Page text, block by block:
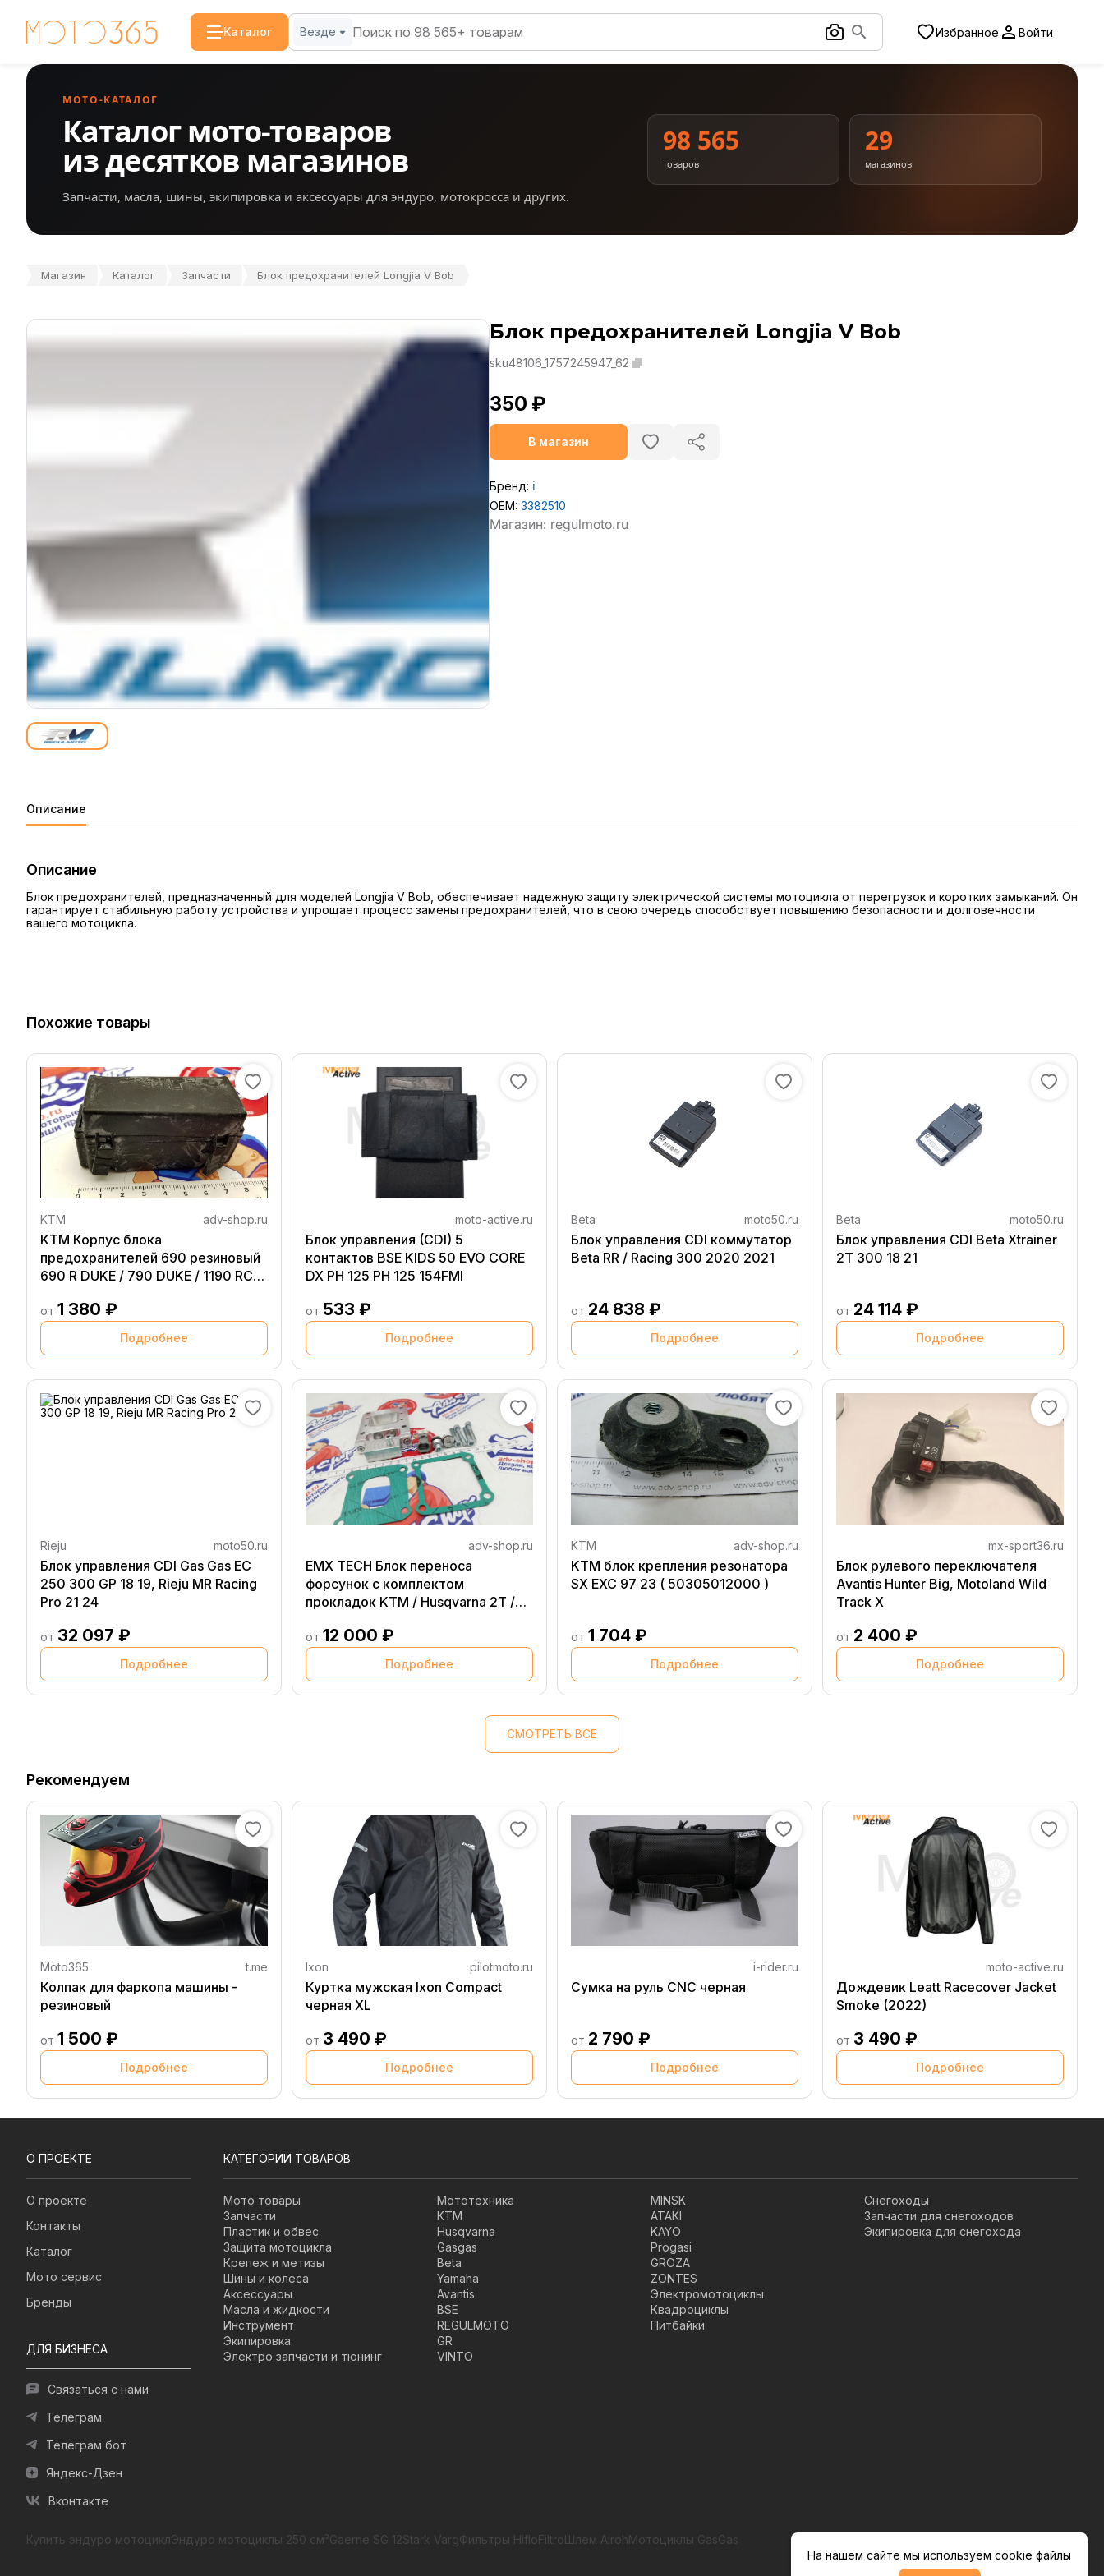
Каталог Везде Избранное Войти
МОТО-КАТАЛОГ
Каталог мото-товаров
из десятков магазинов
Запчасти, масла, шины, экипировка и аксессуары для эндуро, мотокросса и других.
98 565
товаров
29
магазинов
Магазин Каталог Запчасти Блок предохранителей Longjia V Bob
Блок предохранителей Longjia V Bob
sku48106_1757245947_62
350 ₽
В магазин
Бренд: ℹ️
OEM: 3382510
Описание
Описание
Блок предохранителей, предназначенный для моделей Longjia V Bob, обеспечивает надежную защиту электрической системы мотоцикла от перегрузок и коротких замыканий. Он
гарантирует стабильную работу устройства и упрощает процесс замены предохранителей, что в свою очередь способствует повышению безопасности и долговечности
вашего мотоцикла.
Похожие товары
KTM adv-shop.ru
KTM Корпус блока
предохранителей 690 резиновый
690 R DUKE / 790 DUKE / 1190 RC8(
от 1 380 ₽
Подробнее
moto-active.ru
Блок управления (CDI) 5
контактов BSE KIDS 50 EVO CORE
DX PH 125 PH 125 154FMI
от 533 ₽
Подробнее
Beta moto50.ru
Блок управления CDI коммутатор
Beta RR / Racing 300 2020 2021
от 24 838 ₽
Подробнее
Beta moto50.ru
Блок управления CDI Beta Xtrainer
2T 300 18 21
от 24 114 ₽
Подробнее
Rieju moto50.ru
Блок управления CDI Gas Gas EC
250 300 GP 18 19, Rieju MR Racing
Pro 21 24
от 32 097 ₽
Подробнее
adv-shop.ru
EMX TECH Блок переноса
форсунок с комплектом
прокладок KTM / Husqvarna 2T /
от 12 000 ₽
Подробнее
KTM adv-shop.ru
KTM блок крепления резонатора
SX EXC 97 23 ( 50305012000 )
от 1 704 ₽
Подробнее
mx-sport36.ru
Блок рулевого переключателя
Avantis Hunter Big, Motoland Wild
Track X
от 2 400 ₽
Подробнее
СМОТРЕТЬ ВСЕ
Рекомендуем
Moto365 t.me
Колпак для фаркопа машины -
резиновый
от 1 500 ₽
Подробнее
Ixon pilotmoto.ru
Куртка мужская Ixon Compact
черная XL
от 3 490 ₽
Подробнее
i-rider.ru
Сумка на руль CNC черная
от 2 790 ₽
Подробнее
moto-active.ru
Дождевик Leatt Racecover Jacket
Smoke (2022)
от 3 490 ₽
Подробнее
О ПРОЕКТЕ
О проекте
Контакты
Каталог
Мото сервис
Бренды
ДЛЯ БИЗНЕСА
Связаться с нами
Телеграм
Телеграм бот
Яндекс-Дзен
Вконтакте
КАТЕГОРИИ ТОВАРОВ
Мото товары
Запчасти
Пластик и обвес
Защита мотоцикла
Крепеж и метизы
Шины и колеса
Аксессуары
Масла и жидкости
Инструмент
Экипировка
Электро запчасти и тюнинг
Мототехника
KTM
Husqvarna
Gasgas
Beta
Yamaha
Avantis
BSE
REGULMOTO
GR
VINTO
MINSK
ATAKI
KAYO
Progasi
GROZA
ZONTES
Электромотоциклы
Квадроциклы
Питбайки
Снегоходы
Запчасти для снегоходов
Экипировка для снегохода
Купить эндуро мотоциклЭндуро мотоциклы 250 см³Gaerne SG 12Stark VargФильтры HifloFiltroШлем AirohМотоциклы GasGas
На нашем сайте мы используем cookie файлы